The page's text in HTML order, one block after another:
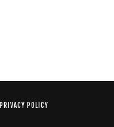
PRIVACY POLICY